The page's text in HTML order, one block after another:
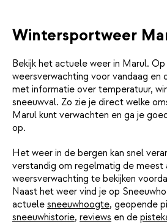
Wintersportweer
Bekijk het actuele weer in Marul.
weersverwachting voor vandaag en
met informatie over temperatuur,
sneeuwval. Zo zie je direct welke
Marul kunt verwachten en ga je
op.
Het weer in de bergen kan snel
verstandig om regelmatig de meest
weersverwachting te bekijken
Naast het weer vind je op
actuele sneeuwhoogte, geopende
sneeuwhistorie, reviews en de